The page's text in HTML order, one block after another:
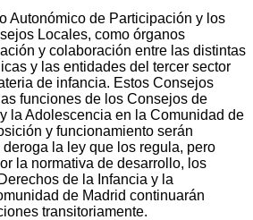
Autonómico de Participación y los
Locales, como órganos
y colaboración entre las distintas
y las entidades del tercer sector
de infancia. Estos Consejos
funciones de los Consejos de
la Adolescencia en la Comunidad de
y funcionamiento serán
la ley que los regula, pero
la normativa de desarrollo, los
de la Infancia y la
de Madrid continuarán
transitoriamente.